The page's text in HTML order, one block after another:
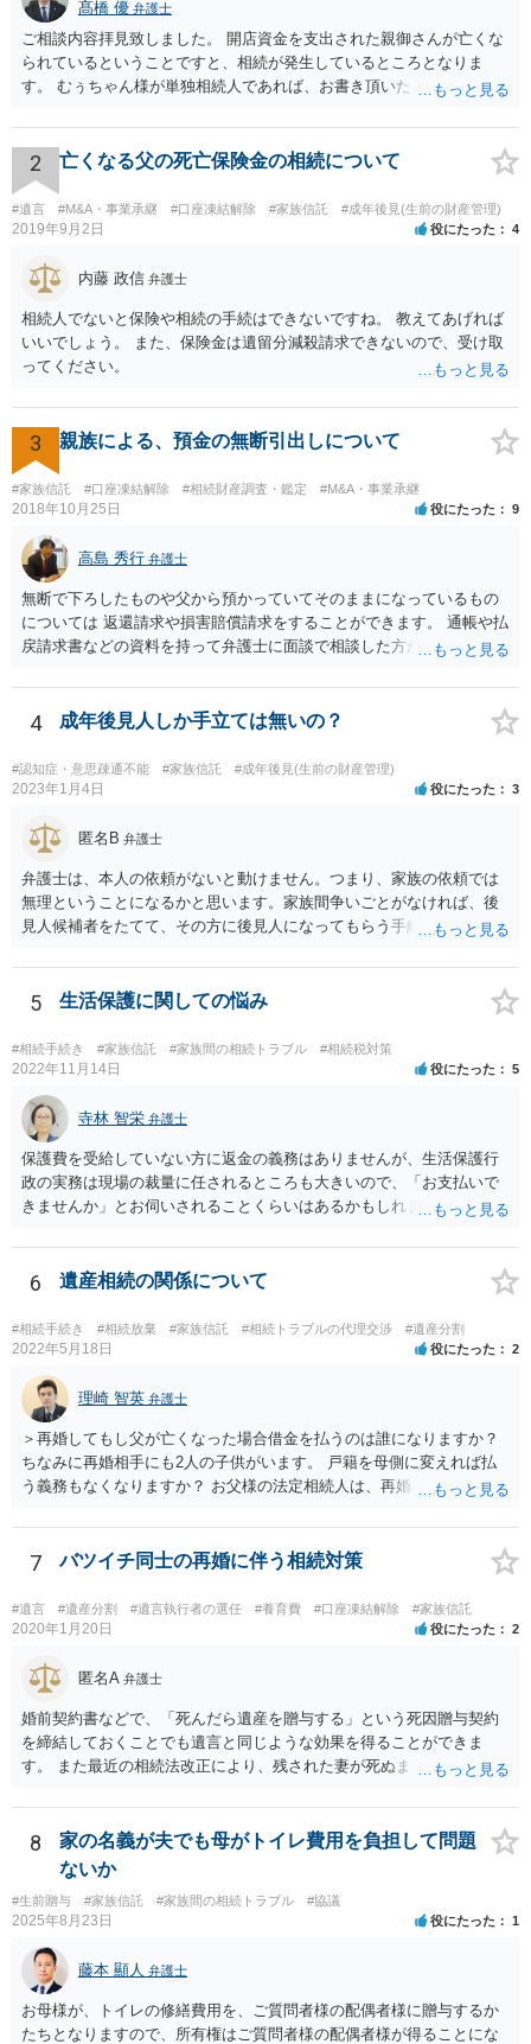
髙橋 優 弁護士
ご相談内容拝見致しました。 開店資金を支出された親御さんが亡くな
られているということですと、相続が発生しているところとなりま
す。 むぅちゃん様が単独相続人であれば、お書き頂いたような方法で
相続人おられるということであれば、他の相続人との協議が必要とな
るところです。 また、当該点とは別にご主人から貸付ではなく贈与で
あると主張される可能性がございます。 その場合には、貸付であるこ
とを伺わせる事情をどれだけ積み重ねることが出来るか、というとこ
ろとなります。 返済の事実や、返済を約束するメール等です。 金額の
おく方が宜しいかと思います。 緊急という訳ではないかと思います
が、事前準備が早い方が有効な手段が増える傾向にありますので、早
目に弁護士を入れられることを御検討頂くと良いかと思います。
2 亡くなる父の死亡保険金の相続について
#遺言 #M&A・事業承継 #口座凍結解除 #家族信託 #成年後見(生前の財産管理)
2019年9月2日 役にたった 4
内藤 政信 弁護士
相続人でないと保険や相続の手続はできないですね。 教えてあげれば
いいでしょう。 また、保険金は遺留分減殺請求できないので、受け取
ってください。
3 親族による、預金の無断引出しについて
#家族信託 #口座凍結解除 #相続財産調査・鑑定 #M&A・事業承継
2018年10月25日 役にたった 9
高島 秀行 弁護士
無断で下ろしたものや父から預かっていてそのままになっているもの
については 返還請求や損害賠償請求をすることができます。 通帳や払
戻請求書などの資料を持って弁護士に面談で相談した方がよいと思い
4 成年後見人しか手立ては無いの？
#認知症・意思疎通不能 #家族信託 #成年後見(生前の財産管理)
2023年1月4日 役にたった 3
匿名B 弁護士
弁護士は、本人の依頼がないと動けません。つまり、家族の依頼では
無理ということになるかと思います。家族間争いごとがなければ、後
見人候補者をたてて、その方に後見人になってもらう手続をすすめた
5 生活保護に関しての悩み
#相続手続き #家族信託 #家族間の相続トラブル #相続税対策
2022年11月14日 役にたった 5
寺林 智栄 弁護士
保護費を受給していない方に返金の義務はありませんが、生活保護行
政の実務は現場の裁量に任されるところも大きいので、「お支払いで
きませんか」とお伺いされることくらいはあるかもしれません。 通報
考えてご判断いただくのが良いと思います。
6 遺産相続の関係について
#相続手続き #相続放棄 #家族信託 #相続トラブルの代理交渉 #遺産分割
2022年5月18日 役にたった 2
理崎 智英 弁護士
＞再婚してもし父が亡くなった場合借金を払うのは誰になりますか？
ちなみに再婚相手にも2人の子供がいます。 戸籍を母側に変えれば払
う義務もなくなりますか？ お父様の法定相続人は、再婚相手とご相談
戸籍がどこにあるのかは関係ありません。 ただし、お父様が亡くなっ
たことを知ってから３か月以内に家庭裁判所にて「相続放棄」の手続
7 バツイチ同士の再婚に伴う相続対策
#遺言 #遺産分割 #遺言執行者の選任 #養育費 #口座凍結解除 #家族信託
2020年1月20日 役にたった 2
匿名A 弁護士
婚前契約書などで、「死んだら遺産を贈与する」という死因贈与契約
を締結しておくことでも遺言と同じような効果を得ることができま
す。 また最近の相続法改正により、残された妻が死ぬまで家に住み続
で、その制度を活用する方法も考えられます。 もし契約書の作成まで
視野に入れておられる場合は、お近くの弁護士、できれば相続に強い
弁護士にご相談なさるとよいでしょう。
8
家の名義が夫でも母がトイレ費用を負担して問題
ないか
#生前贈与 #家族信託 #家族間の相続トラブル #協議
2025年8月23日 役にたった 1
藤本 顯人 弁護士
お母様が、トイレの修繕費用を、ご質問者様の配偶者様に贈与するか
たちとなりますので、所有権はご質問者様の配偶者様が得ることにな